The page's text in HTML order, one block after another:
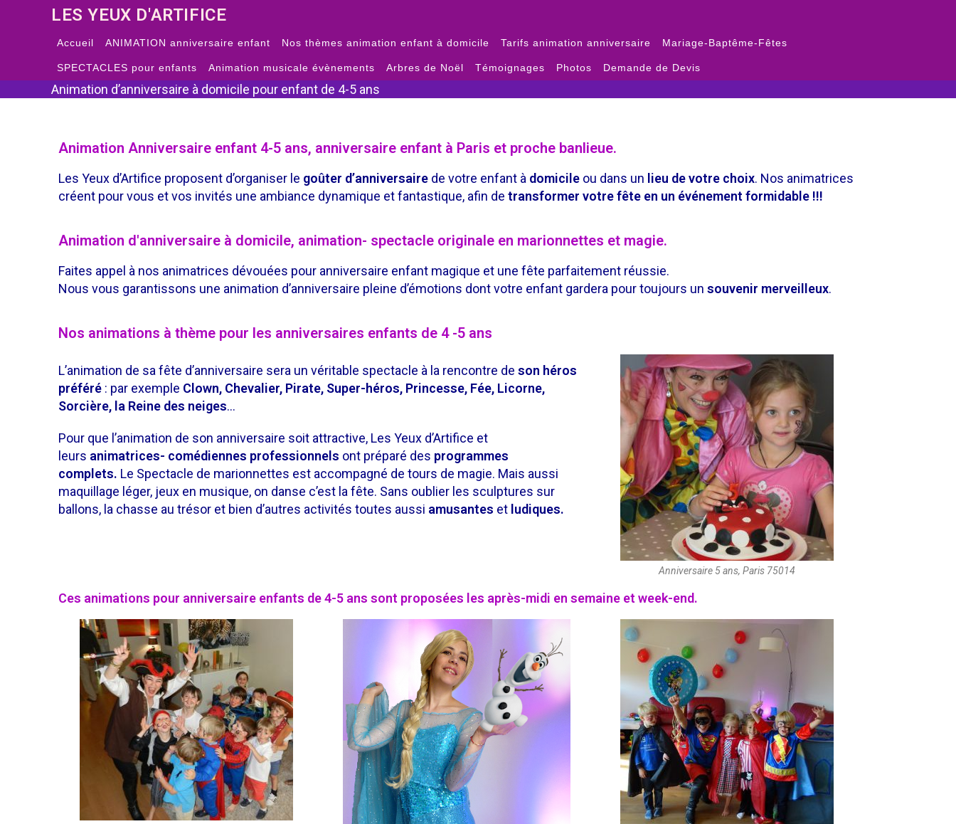
LES YEUX D'ARTIFICE
Accueil ANIMATION anniversaire enfant Nos thèmes animation enfant à domicile Tarifs animation anniversaire Mariage-Baptême-Fêtes
SPECTACLES pour enfants Animation musicale évènements Arbres de Noël Témoignages Photos Demande de Devis
Animation d’anniversaire à domicile pour enfant de 4-5 ans
Animation Anniversaire enfant 4-5 ans, anniversaire enfant à Paris et proche banlieue.
Les Yeux d’Artifice proposent d’organiser le goûter d’anniversaire de votre enfant à domicile ou dans un lieu de votre choix. Nos animatrices
créent pour vous et vos invités une ambiance dynamique et fantastique, afin de transformer votre fête en un événement formidable !!!
Animation d'anniversaire à domicile, animation- spectacle originale en marionnettes et magie.
Faites appel à nos animatrices dévouées pour anniversaire enfant magique et une fête parfaitement réussie.
Nous vous garantissons une animation d’anniversaire pleine d’émotions dont votre enfant gardera pour toujours un souvenir merveilleux.
Nos animations à thème pour les anniversaires enfants de 4 -5 ans
L’animation de sa fête d’anniversaire sera un véritable spectacle à la rencontre de son héros
préféré : par exemple C lown, Chevalier, Pirate, Super-héros, Princesse, Fée, Licorne,
Sorcière, la Reine des neiges…
Pour que l’animation de son anniversaire soit attractive, Les Yeux d’Artifice et
leurs animatrices- comédiennes professionnels ont préparé des programmes
complets. Le Spectacle de marionnettes est accompagné de tours de magie. Mais aussi
maquillage léger, jeux en musique, on danse c’est la fête. Sans oublier les sculptures sur
ballons, la chasse au trésor et bien d’autres activités toutes aussi amusantes et ludiques.
Anniversaire 5 ans, Paris 75014
Ces animations pour anniversaire enfants de 4-5 ans sont proposées les après-midi en semaine et week-end.